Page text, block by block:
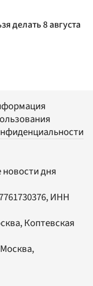
делать 8 августа
новости дня
ИНН
Коптевская
Москва,